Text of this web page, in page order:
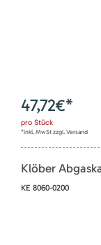
47,72€*
pro Stück
*inkl. MwSt zzgl. Versand
Klöber
KE 8060-0200